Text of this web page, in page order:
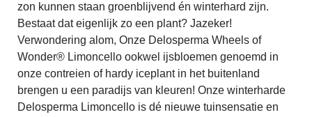
zon kunnen staan groenblijvend én winterhard zijn.
Bestaat dat eigenlijk zo een plant? Jazeker!
Verwondering alom, Onze Delosperma Wheels of
Wonder® Limoncello ookwel ijsbloemen genoemd in
onze contreien of hardy iceplant in het buitenland
brengen u een paradijs van kleuren! Onze winterharde
Delosperma Limoncello is dé nieuwe tuinsensatie en